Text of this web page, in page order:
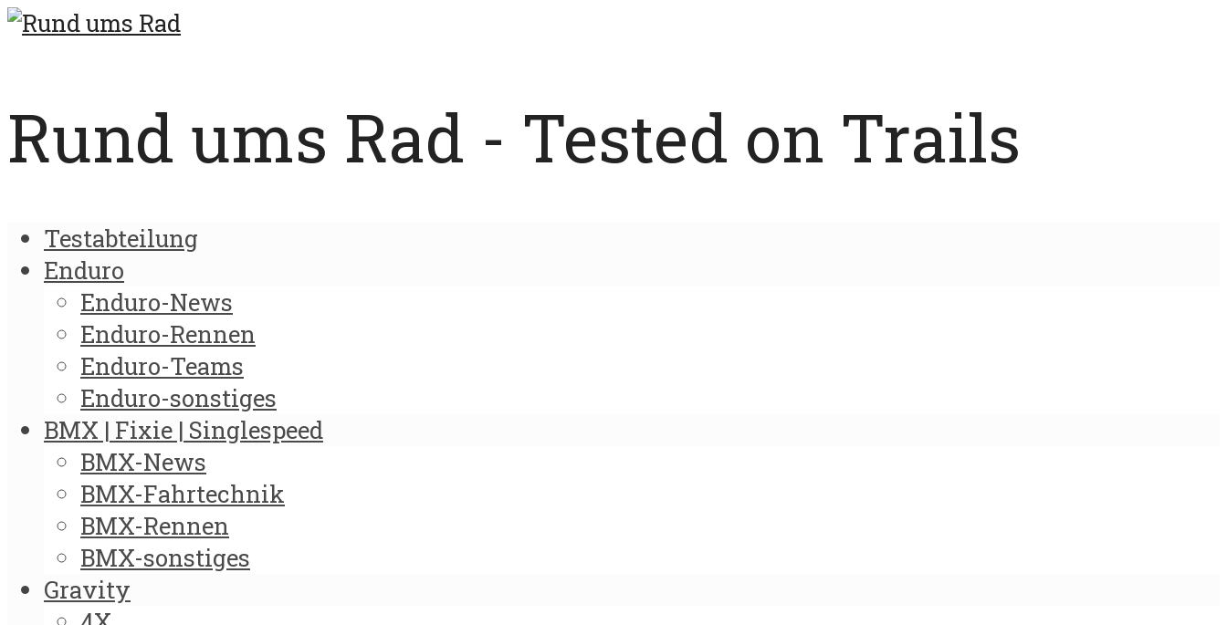
Rund ums Rad - Tested on Trails
Testabteilung
Enduro
Enduro-News
Enduro-Rennen
Enduro-Teams
Enduro-sonstiges
BMX | Fixie | Singlespeed
BMX-News
BMX-Fahrtechnik
BMX-Rennen
BMX-sonstiges
Gravity